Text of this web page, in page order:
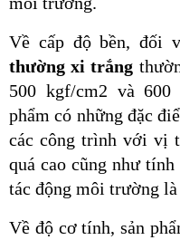
Về cấp độ bền, đối
thường xi trắng
500 kgf/cm2 và
phẩm có những đặc
các công trình với vị
quá cao cũng như
tác động môi trường
Về độ cơ tính, sản